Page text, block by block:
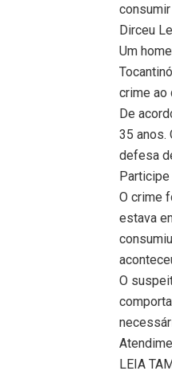
Dirceu
Um
crime ao
De
35 anos.
defesa
Participe
O crime
estava
O
LEIA